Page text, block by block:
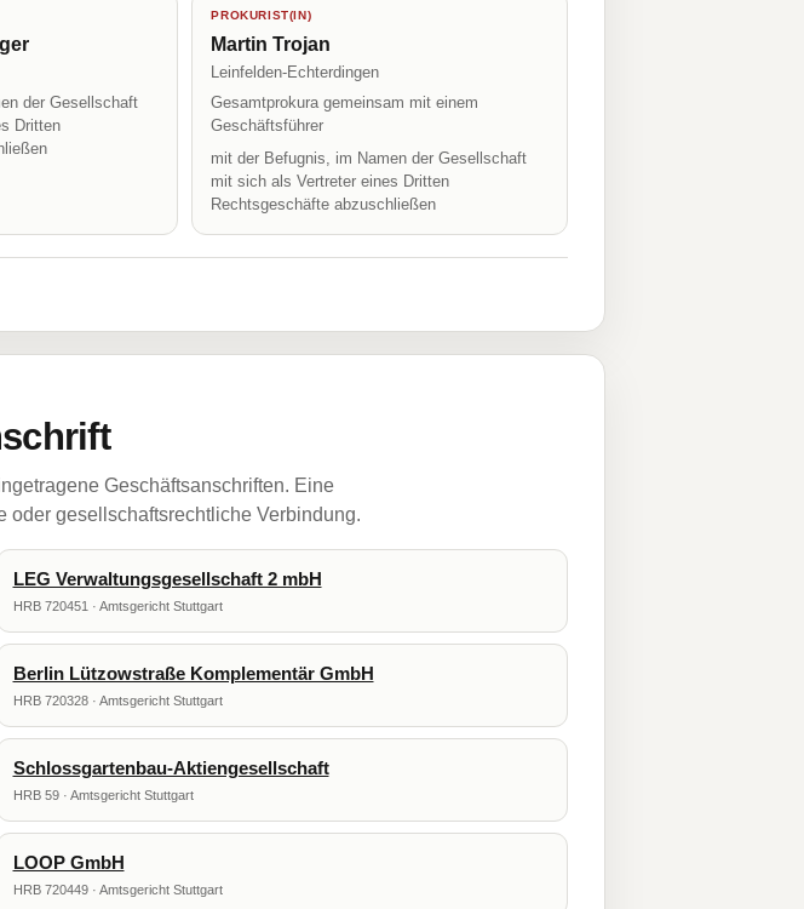
der Gesellschaft
Dritten
PROKURIST(IN)
Martin Trojan
Leinfelden-Echterdingen
Gesamtprokura gemeinsam mit einem
Geschäftsführer
mit der Befugnis, im Namen der Gesellschaft
mit sich als Vertreter eines Dritten
Rechtsgeschäfte abzuschließen
Geschäftsanschriften. Eine
oder gesellschaftsrechtliche Verbindung.
LEG Verwaltungsgesellschaft 2 mbH
HRB 720451 · Amtsgericht Stuttgart
Berlin Lützowstraße Komplementär GmbH
HRB 720328 · Amtsgericht Stuttgart
Schlossgartenbau-Aktiengesellschaft
HRB 59 · Amtsgericht Stuttgart
LOOP GmbH
HRB 720449 · Amtsgericht Stuttgart